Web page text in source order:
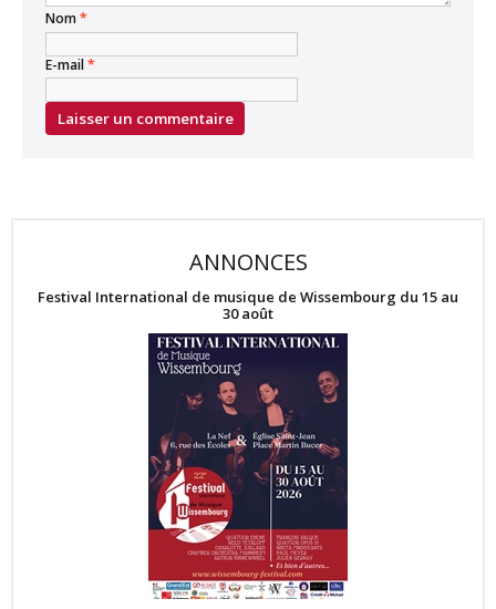
Nom*
E-mail*
ANNONCES
Festival International de musique de Wissembourg du 15 au
30 août